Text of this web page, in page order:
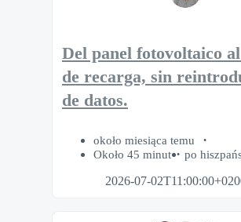
Del panel fotovoltaico
de recarga, sin
de datos.
około miesiąca temu
Około 45 minut
po
2026-07-